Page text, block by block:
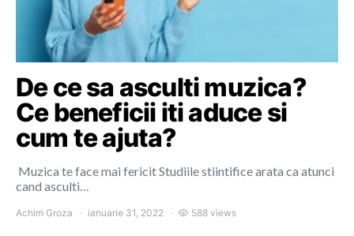
De ce sa asculti muzica?
Ce beneficii iti aduce si
cum te ajuta?
Muzica te face mai fericit Studiile stiintifice arata ca atunci
cand asculti…
Achim Groza ianuarie 31, 2022 588 views